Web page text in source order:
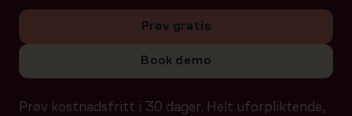
Prøv gratis
Book demo
Prøv kostnadsfritt i 30 dager. Helt uforpliktende,